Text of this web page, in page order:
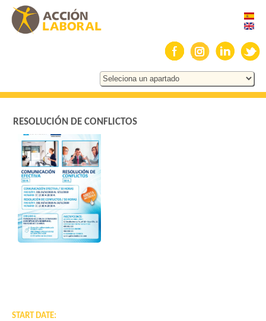
RESOLUCIÓN DE CONFLICTOS
START DATE: